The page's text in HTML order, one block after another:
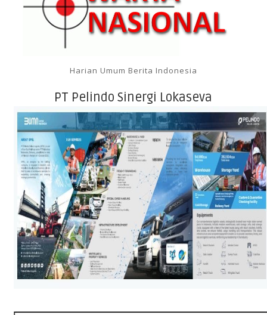
Harian Umum Berita Indonesia
PT Pelindo Sinergi Lokaseva